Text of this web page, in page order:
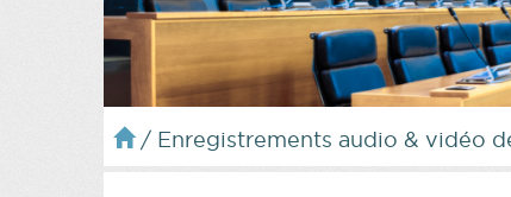
/ Enregistrements audio & vidéo